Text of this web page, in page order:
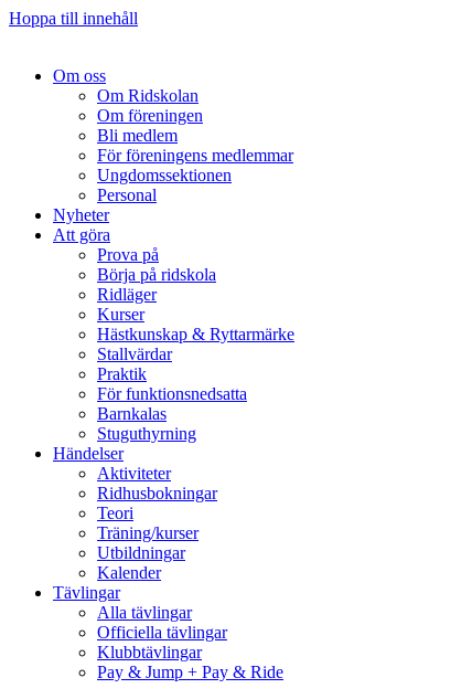
Hoppa till innehåll
Om oss
Om Ridskolan
Om föreningen
Bli medlem
För föreningens medlemmar
Ungdomssektionen
Personal
Nyheter
Att göra
Prova på
Börja på ridskola
Ridläger
Kurser
Hästkunskap & Ryttarmärke
Stallvärdar
Praktik
För funktionsnedsatta
Barnkalas
Stuguthyrning
Händelser
Aktiviteter
Ridhusbokningar
Teori
Träning/kurser
Utbildningar
Kalender
Tävlingar
Alla tävlingar
Officiella tävlingar
Klubbtävlingar
Pay & Jump + Pay & Ride